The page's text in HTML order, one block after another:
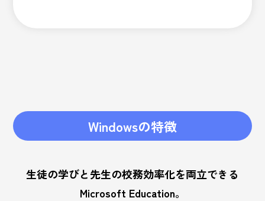
Windowsの特徴
生徒の学びと先生の校務効率化を両立できる
Microsoft Education。